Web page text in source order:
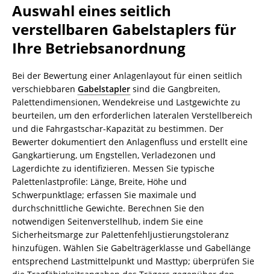
Auswahl eines seitlich
verstellbaren Gabelstaplers für
Ihre Betriebsanordnung
Bei der Bewertung einer Anlagenlayout für einen seitlich
verschiebbaren Gabelstapler sind die Gangbreiten,
Palettendimensionen, Wendekreise und Lastgewichte zu
beurteilen, um den erforderlichen lateralen Verstellbereich
und die Fahrgastschar-Kapazität zu bestimmen. Der
Bewerter dokumentiert den Anlagenfluss und erstellt eine
Gangkartierung, um Engstellen, Verladezonen und
Lagerdichte zu identifizieren. Messen Sie typische
Palettenlastprofile: Länge, Breite, Höhe und
Schwerpunktlage; erfassen Sie maximale und
durchschnittliche Gewichte. Berechnen Sie den
notwendigen Seitenverstellhub, indem Sie eine
Sicherheitsmarge zur Palettenfehljustierungstoleranz
hinzufügen. Wählen Sie Gabelträgerklasse und Gabellänge
entsprechend Lastmittelpunkt und Masttyp; überprüfen Sie